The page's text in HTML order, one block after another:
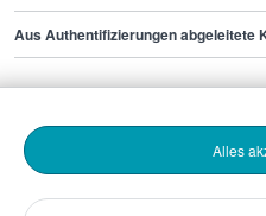
Bewerbende
Aus Authentifizierungen abgeleitete
Alles